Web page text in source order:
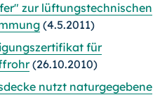
zur lüftungstechnischen
(4.5.2011)
für
(26.10.2010)
nutzt naturgegebene